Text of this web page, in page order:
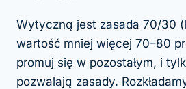
Wytyczną jest zasada 70/30
wartość mniej więcej 70–80
promuj się w pozostałym, i
pozwalają zasady.